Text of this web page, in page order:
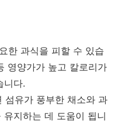
한 과식을 피할 수 있습
영양가가 높고 칼로리가
니다.
섬유가 풍부한 채소와 과
지하는 데 도움이 됩니